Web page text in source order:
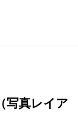
写真レイア